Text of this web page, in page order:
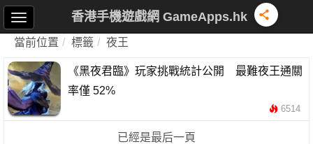
香港手機遊戲網 GameApps.hk
當前位置 標籤 夜王
《黑夜君臨》玩家挑戰統計公開 最難夜王通關
率僅 52%
6514
已經是最后一頁